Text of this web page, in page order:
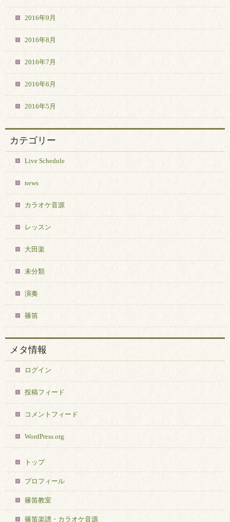
2016年9月
2016年8月
2016年7月
2016年6月
2016年5月
カテゴリー
Live Schedule
news
カラオケ音源
レッスン
大田楽
未分類
演奏
篠笛
メタ情報
ログイン
投稿フィード
コメントフィード
WordPress.org
トップ
プロフィール
篠笛教室
篠笛楽譜・カラオケ音源